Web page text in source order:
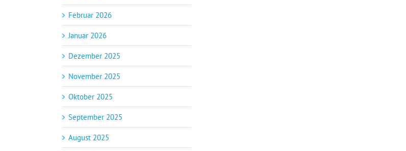
Februar 2026
Januar 2026
Dezember 2025
November 2025
Oktober 2025
September 2025
August 2025